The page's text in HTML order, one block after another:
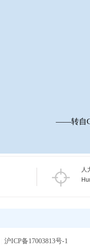
——转自
人
沪ICP备17003813号-1